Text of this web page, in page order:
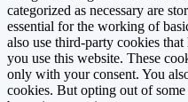
categorized as necessary are
essential for the working of
also use third-party cookies
you use this website. These
only with your consent. You
cookies. But opting out of